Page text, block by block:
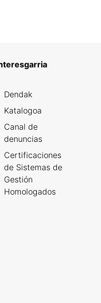
Dendak
Katalogoa
Canal de
denuncias
Certificaciones
de Sistemas de
Gestión
Homologados